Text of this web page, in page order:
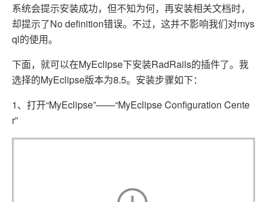
系统会提示安装成功，但不知为何，再安装相关文档时，
却提示了No definition错误。不过，这并不影响我们对mys
ql的使用。
下面，就可以在MyEclipse下安装RadRails的插件了。我
选择的MyEclipse版本为8.5。安装步骤如下：
1、打开“MyEclipse”——“MyEclipse Configuration Cente
r”